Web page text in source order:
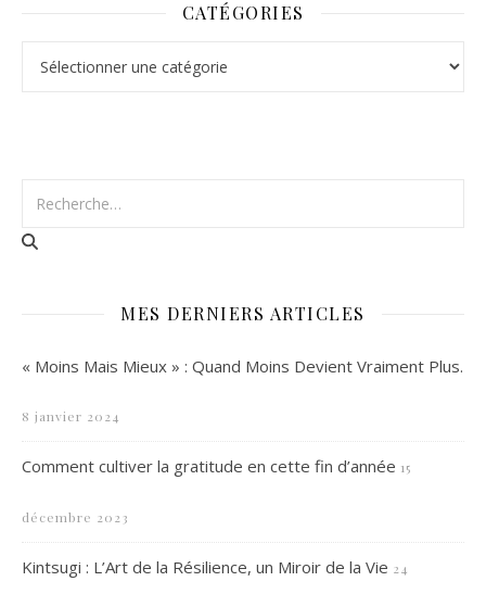
CATÉGORIES
MES DERNIERS ARTICLES
« Moins Mais Mieux » : Quand Moins Devient Vraiment Plus.
8 janvier 2024
Comment cultiver la gratitude en cette fin d’année 15
décembre 2023
Kintsugi : L’Art de la Résilience, un Miroir de la Vie 24